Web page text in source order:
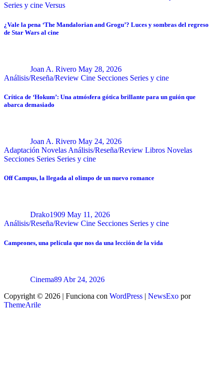
Series y cine Versus
¿Vale la pena ‘The Mandalorian and Grogu’? Luces y sombras del regreso
de Star Wars al cine
Joan A. Rivero May 28, 2026
Análisis/Reseña/Review Cine Secciones Series y cine
Crítica de ‘Hokum’: Una atmósfera gótica brillante para un guión que
abarca demasiado
Joan A. Rivero May 24, 2026
Adaptación Novelas Análisis/Reseña/Review Libros Novelas
Secciones Series Series y cine
Off Campus, la llegada al olimpo de un nuevo romance
Drako1909 May 11, 2026
Análisis/Reseña/Review Cine Secciones Series y cine
Campeones, una película que nos da una lección de la vida
Cinema89 Abr 24, 2026
Copyright © 2026 | Funciona con WordPress | NewsExo por
ThemeArile